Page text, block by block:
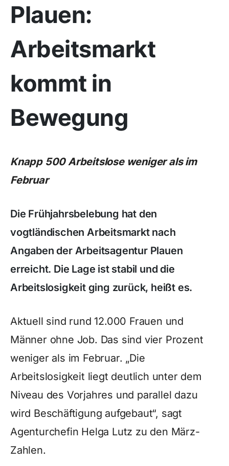
Plauen:
Arbeitsmarkt
kommt in
Bewegung
Knapp 500 Arbeitslose weniger als im
Februar
Die Frühjahrsbelebung hat den
vogtländischen Arbeitsmarkt nach
Angaben der Arbeitsagentur Plauen
erreicht. Die Lage ist stabil und die
Arbeitslosigkeit ging zurück, heißt es.
Aktuell sind rund 12.000 Frauen und
Männer ohne Job. Das sind vier Prozent
weniger als im Februar. „Die
Arbeitslosigkeit liegt deutlich unter dem
Niveau des Vorjahres und parallel dazu
wird Beschäftigung aufgebaut“, sagt
Agenturchefin Helga Lutz zu den März-
Zahlen.